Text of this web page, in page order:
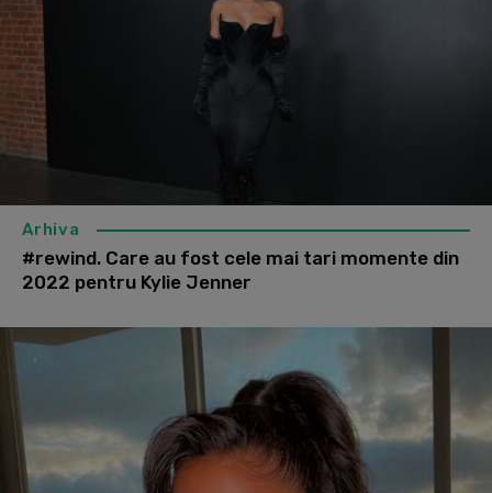
Arhiva
#rewind. Care au fost cele mai tari momente din
2022 pentru Kylie Jenner